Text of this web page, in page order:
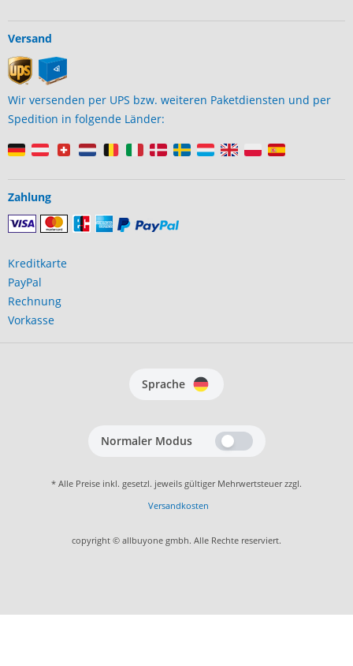
Versand
Wir versenden per UPS bzw. weiteren Paketdiensten und per
Spedition in folgende Länder:
Zahlung
Kreditkarte
PayPal
Rechnung
Vorkasse
Sprache
Normaler Modus
* Alle Preise inkl. gesetzl. jeweils gültiger Mehrwertsteuer zzgl.
Versandkosten
copyright © allbuyone gmbh. Alle Rechte reserviert.